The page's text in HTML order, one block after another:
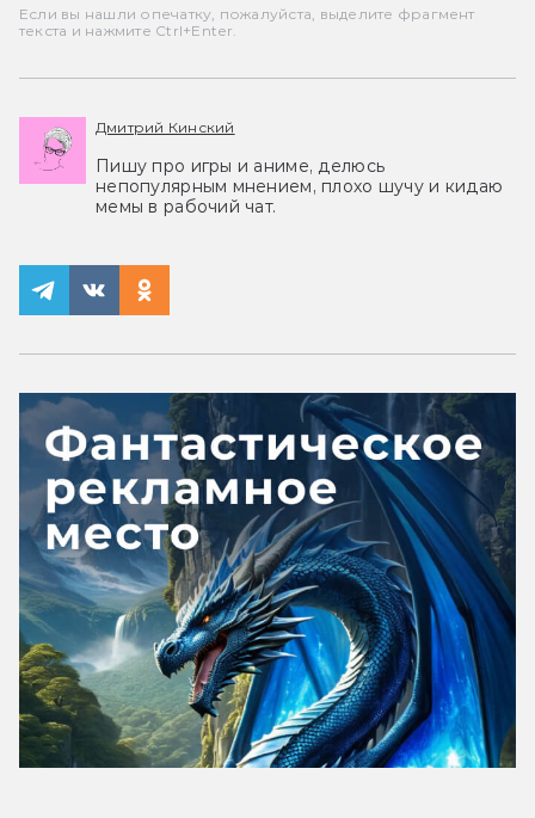
Если вы нашли опечатку, пожалуйста, выделите фрагмент
текста и нажмите Ctrl+Enter.
Дмитрий Кинский
Пишу про игры и аниме, делюсь
непопулярным мнением, плохо шучу и кидаю
мемы в рабочий чат.